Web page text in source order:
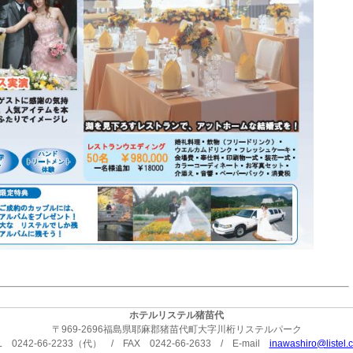
ホテルリステル猪苗代
〒969-2696福島県耶麻郡猪苗代町大字川桁リステルパーク
0242-66-2233（代） / FAX 0242-66-2633 / E-mail